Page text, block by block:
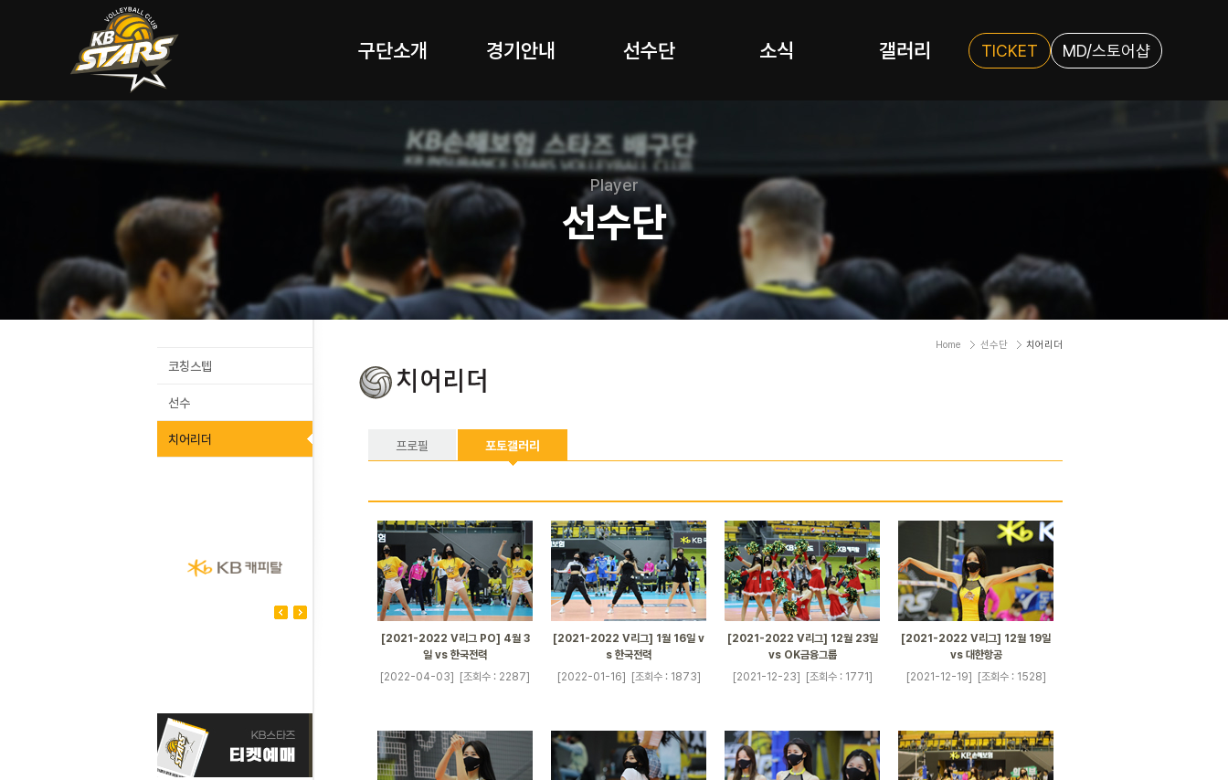
구단소개 경기안내 선수단 소식 갤러리 TICKET MD/스토어샵
코칭스텝
선수
치어리더
Home 선수단 치어리더
프로필 포토갤러리
[2021-2022 V리그 PO] 4월 3
일 vs 한국전력
[2022-04-03]
[조회수 : 2287]
[2021-2022 V리그] 1월 16일 v
s 한국전력
[2022-01-16]
[조회수 : 1873]
[2021-2022 V리그] 12월 23일
vs OK금융그룹
[2021-12-23]
[조회수 : 1771]
[2021-2022 V리그] 12월 19일
vs 대한항공
[2021-12-19]
[조회수 : 1528]